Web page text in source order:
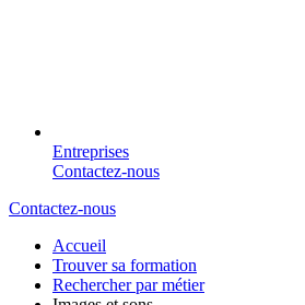
Entreprises
Contactez-nous
Contactez-nous
Accueil
Trouver sa formation
Rechercher par métier